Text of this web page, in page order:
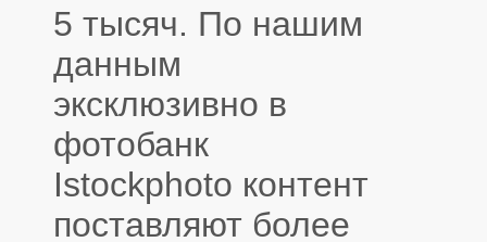
5 тысяч. По нашим
данным
эксклюзивно в
фотобанк
Istockphoto контент
поставляют более